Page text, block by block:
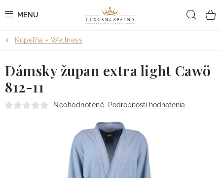
na
POSTEĽNÉ OBLIEČKY
POSTEĽNÉ PLACHTY
PREHOZY A PAPLÓNY
KÚPEĽŇA + WELLNESS
Kúpeľňa + Wellness
Dámsky župan extra light Cawö
812-11
Neohodnotené Podrobnosti hodnotenia